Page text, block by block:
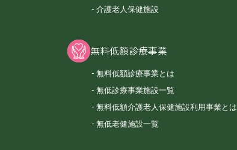
介護老人保健施設
無料低額診療事業
無料低額診療事業とは
無低診療事業施設一覧
無料低額介護老人保健施設利用事業とは
無低老健施設一覧